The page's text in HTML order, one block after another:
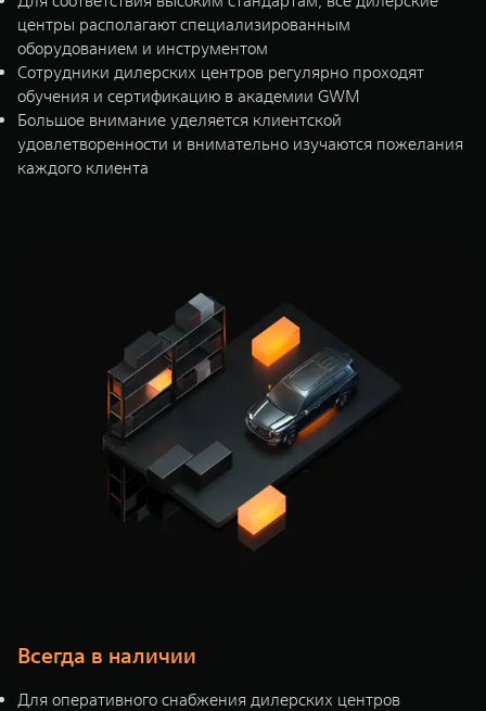
центры располагают специализированным
оборудованием и инструментом
Сотрудники дилерских центров регулярно проходят
обучения и сертификацию в академии GWM
Большое внимание уделяется клиентской
удовлетворенности и внимательно изучаются пожелания
каждого клиента
Всегда в наличии
Для оперативного снабжения дилерских центров